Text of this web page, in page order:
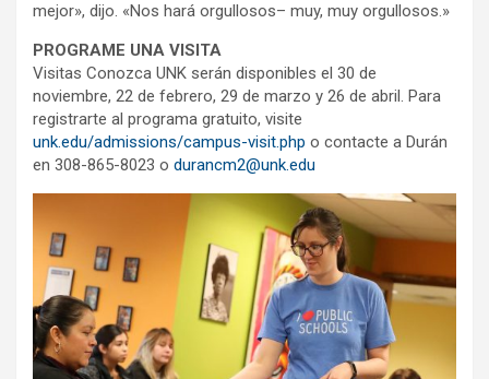
mejor», dijo. «Nos hará orgullosos– muy, muy orgullosos.»
PROGRAME UNA VISITA
Visitas Conozca UNK serán disponibles el 30 de
noviembre, 22 de febrero, 29 de marzo y 26 de abril. Para
registrarte al programa gratuito, visite
unk.edu/admissions/campus-visit.php o contacte a Durán
en 308-865-8023 o durancm2@unk.edu